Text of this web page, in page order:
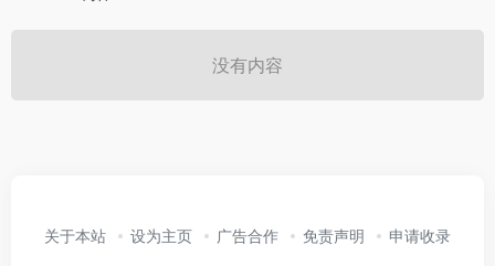
没有内容
关于本站 设为主页 广告合作 免责声明 申请收录